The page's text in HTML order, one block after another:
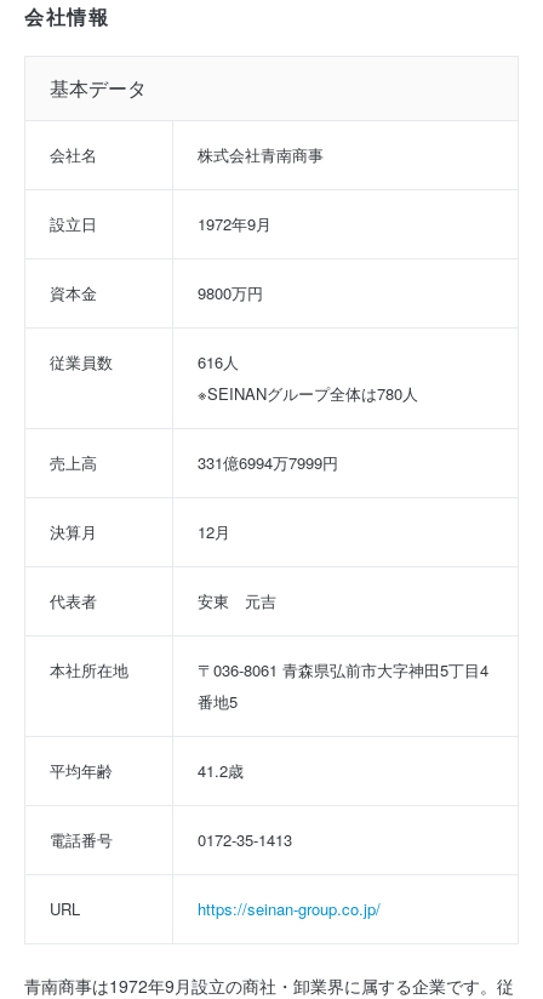
会社情報
基本データ
会社名 株式会社青南商事
設立日 1972年9月
資本金 9800万円
従業員数
616人
※SEINANグループ全体は780人
売上高 331億6994万7999円
決算月 12月
代表者 安東　元吉
本社所在地
〒036-8061 青森県弘前市大字神田5丁目4
番地5
平均年齢 41.2歳
電話番号 0172-35-1413
URL https://seinan-group.co.jp/
青南商事は1972年9月設立の商社・卸業界に属する企業です。従